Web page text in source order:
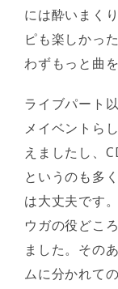
には酔いまく
ピも楽しかっ
わずもっと曲を
ライブパート
メイベントら
えましたし、
というのも多
は大丈夫です
ウガの役どこ
ました。その
ムに分かれて